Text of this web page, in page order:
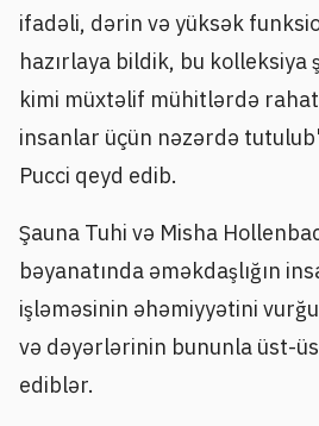
ifadəli, dərin və yüksək
hazırlaya bildik, bu kolleksiya
kimi müxtəlif mühitlərdə
insanlar üçün nəzərdə
Pucci qeyd edib.
Şauna Tuhi və Misha
bəyanatında əməkdaşlığın
işləməsinin əhəmiyyətini
və dəyərlərinin bununla üst-
ediblər.